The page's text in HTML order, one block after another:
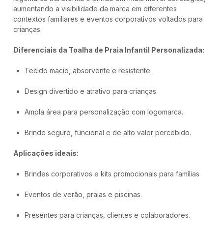
aumentando a visibilidade da marca em diferentes
contextos familiares e eventos corporativos voltados para
crianças.
Diferenciais da Toalha de Praia Infantil Personalizada:
Tecido macio, absorvente e resistente.
Design divertido e atrativo para crianças.
Ampla área para personalização com logomarca.
Brinde seguro, funcional e de alto valor percebido.
Aplicações ideais:
Brindes corporativos e kits promocionais para famílias.
Eventos de verão, praias e piscinas.
Presentes para crianças, clientes e colaboradores.